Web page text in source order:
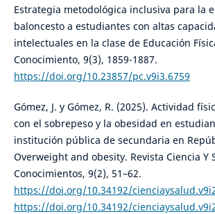
Estrategia metodológica inclusiva para la
baloncesto a estudiantes con altas
intelectuales en la clase de Educación
Conocimiento, 9(3), 1859-1887.
https://doi.org/10.23857/pc.v9i3.6759
Gómez, J. y Gómez, R. (2025). Actividad
con el sobrepeso y la obesidad en
institución pública de secundaria en
Overweight and obesity. Revista Ciencia Y
Conocimientos, 9(2), 51–62.
https://doi.org/10.34192/
https://doi.org/10.34192/